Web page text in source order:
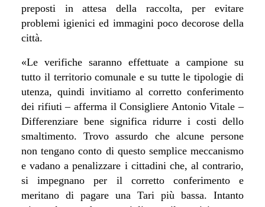
preposti in attesa della raccolta, per evitare
problemi igienici ed immagini poco decorose della
città.
«Le verifiche saranno effettuate a campione su
tutto il territorio comunale e su tutte le tipologie di
utenza, quindi invitiamo al corretto conferimento
dei rifiuti – afferma il Consigliere Antonio Vitale –
Differenziare bene significa ridurre i costi dello
smaltimento. Trovo assurdo che alcune persone
non tengano conto di questo semplice meccanismo
e vadano a penalizzare i cittadini che, al contrario,
si impegnano per il corretto conferimento e
meritano di pagare una Tari più bassa. Intanto